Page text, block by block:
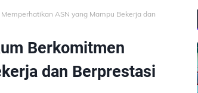
ASN yang Mampu Bekerja dan
Berkomitmen
dan Berprestasi